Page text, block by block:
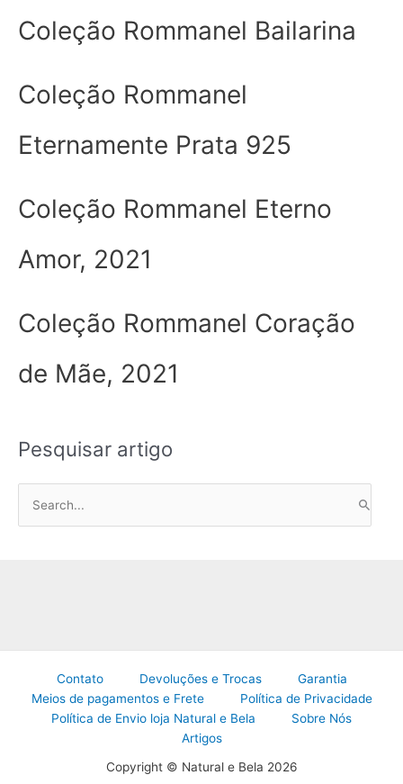
Coleção Rommanel Bailarina
Coleção Rommanel
Eternamente Prata 925
Coleção Rommanel Eterno
Amor, 2021
Coleção Rommanel Coração
de Mãe, 2021
Pesquisar artigo
Contato Devoluções e Trocas
Garantia
Meios de pagamentos e Frete
Política de Privacidade
Política de Envio loja Natural e Bela
Sobre Nós
Artigos
Copyright © Natural e Bela 2026